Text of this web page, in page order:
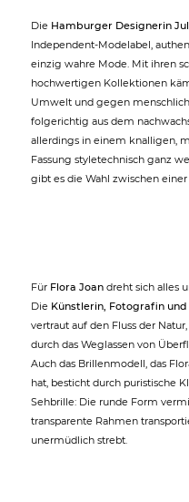
Die Hamburger Designerin
Independent-Modelabel,
einzig wahre Mode. Mit ihren
hochwertigen Kollektionen
Umwelt und gegen
folgerichtig aus dem
allerdings in einem knalligen,
Fassung styletechnisch ganz
gibt es die Wahl zwischen
Für Flora Joan dreht sich alles
Die Künstlerin, Fotografin
vertraut auf den Fluss der
durch das Weglassen von
Auch das Brillenmodell, das
hat, besticht durch puristische
Sehbrille: Die runde Form
transparente Rahmen
unermüdlich strebt.